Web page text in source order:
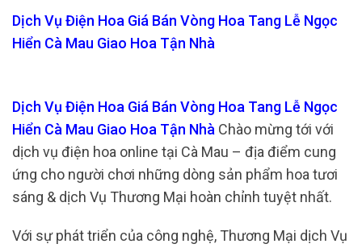
Dịch Vụ Điện Hoa Giá Bán Vòng Hoa Tang Lễ Ngọc
Hiển Cà Mau Giao Hoa Tận Nhà
Dịch Vụ Điện Hoa Giá Bán Vòng Hoa Tang Lễ Ngọc
Hiển Cà Mau Giao Hoa Tận Nhà Chào mừng tới với
dịch vụ điện hoa online tại Cà Mau – địa điểm cung
ứng cho người chơi những dòng sản phẩm hoa tươi
sáng & dịch Vụ Thương Mại hoàn chỉnh tuyệt nhất.
Với sự phát triển của công nghệ, Thương Mại dịch Vụ